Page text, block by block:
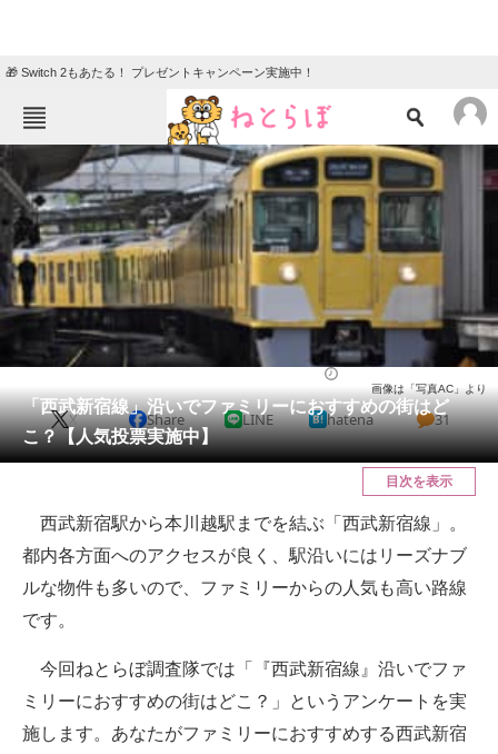
🎁 Switch 2もあたる！ プレゼントキャンペーン実施中！
ねとらぼメニュー
TOP ニュース
エンタメ クイズ
グルメ 地域
住まい 教育・育児
動物 リサーチ
会員記事
メディア
ITの今と未来を見通す
スマホと通信の最新トレンド
ビジネスと働き方のヒント
「西武新宿線」沿いでファミリーにおすすめの街はど
こ？【人気投票実施中】
画像は「写真AC」より
X Share LINE hatena 31
目次を表示
西武新宿駅から本川越駅までを結ぶ「西武新宿線」。
都内各方面へのアクセスが良く、駅沿いにはリーズナブ
ルな物件も多いので、ファミリーからの人気も高い路線
です。
今回ねとらぼ調査隊では「『西武新宿線』沿いでファ
ミリーにおすすめの街はどこ？」というアンケートを実
施します。あなたがファミリーにおすすめする西武新宿